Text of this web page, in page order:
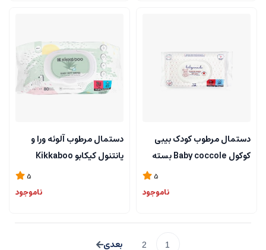
دستمال مرطوب کودک بیبی
کوکول Baby coccole بسته
5
ناموجود
دستمال مرطوب آلوئه ورا و
پانتنول کیکابو Kikkaboo
5
ناموجود
1
2